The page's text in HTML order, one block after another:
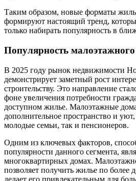
Таким образом, новые форматы
формируют настоящий тренд,
только набирать популярность в
Популярность малоэтажного
В 2025 году рынок недвижимости
демонстрирует заметный рост
строительству. Это направление
фоне увеличения потребности
доступном жилье. Малоэтажные
дополнительное пространство и
молодые семьи, так и пенсионеров.
Одним из ключевых факторов,
популярности данного сегмента,
многоквартирных домах.
позволяет получить жилье по более
делает его привлекательным для